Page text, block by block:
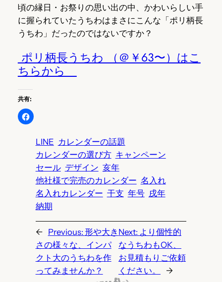
頃の縁日・お祭りの思い出の中、かわいらしい手
に握られていたうちわはまさにこんな「ポリ柄長
うちわ」だったのではないですか？
ポリ柄長うちわ （＠￥63〜）はこ
ちらから
共有:
LINE カレンダーの話題
カレンダーの選び方 キャンペーン
セール デザイン 亥年
他社様で完売のカレンダー 名入れ
名入れカレンダー 干支 年号 戌年
納期
← Previous: 形や大き
さの様々な、インパ
クト大のうちわを作
ってみませんか？
Next: より個性的
なうちわもOK、
お見積もりご依頼
ください。
→